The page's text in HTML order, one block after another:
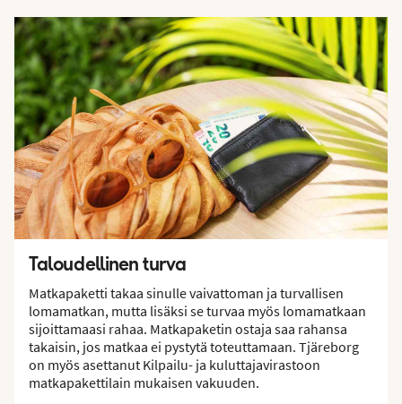
Taloudellinen turva
Matkapaketti takaa sinulle vaivattoman ja turvallisen
lomamatkan, mutta lisäksi se turvaa myös lomamatkaan
sijoittamaasi rahaa. Matkapaketin ostaja saa rahansa
takaisin, jos matkaa ei pystytä toteuttamaan. Tjäreborg
on myös asettanut Kilpailu- ja kuluttajavirastoon
matkapakettilain mukaisen vakuuden.